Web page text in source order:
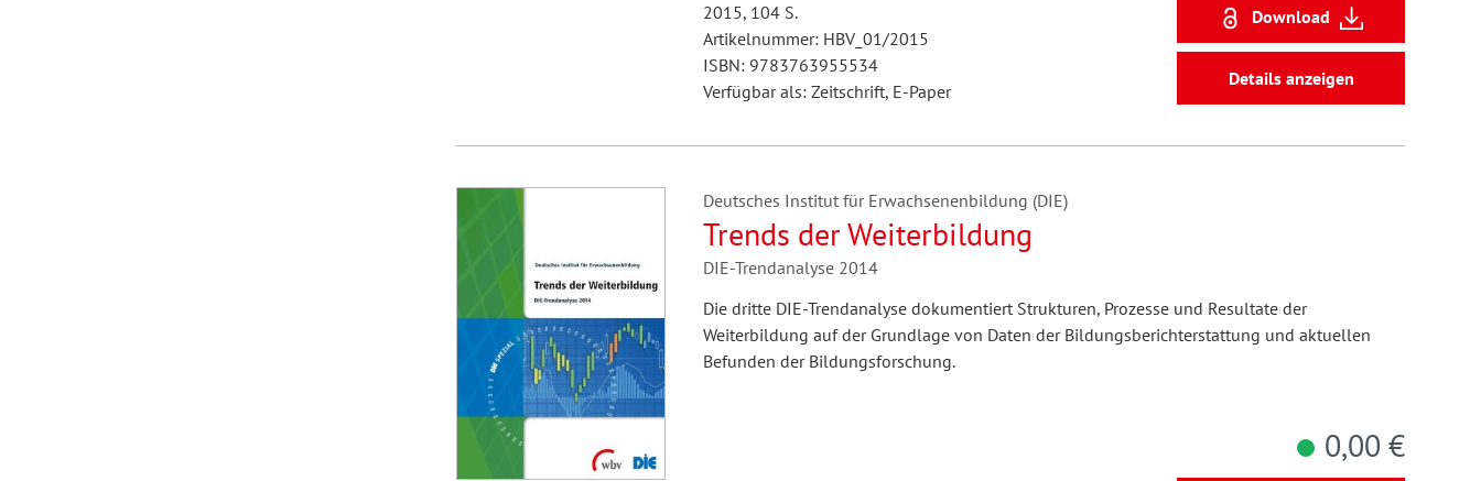
2015, 104 S.
Artikelnummer: HBV_01/2015
ISBN: 9783763955534
Verfügbar als: Zeitschrift, E-Paper
Download
Details anzeigen
Deutsches Institut für Erwachsenenbildung (DIE)
Trends der Weiterbildung
DIE-Trendanalyse 2014
Die dritte DIE-Trendanalyse dokumentiert Strukturen, Prozesse und Resultate der
Weiterbildung auf der Grundlage von Daten der Bildungsberichterstattung und aktuellen
Befunden der Bildungsforschung.
0,00 €